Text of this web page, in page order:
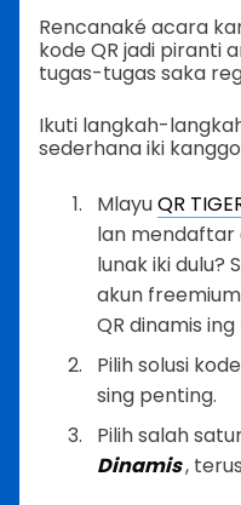
Rencanaké acara
kode QR jadi piranti
tugas-tugas saka
Ikuti langkah-
sederhana iki
MlayuQR
lan mendaftar
lunak iki dulu?
akun
QR dinamis
Pilih solusi
sing penting.
Pilih salah
Dinamis,